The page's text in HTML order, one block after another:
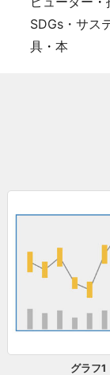
SDGs・サス
具・ 本
グラフ1